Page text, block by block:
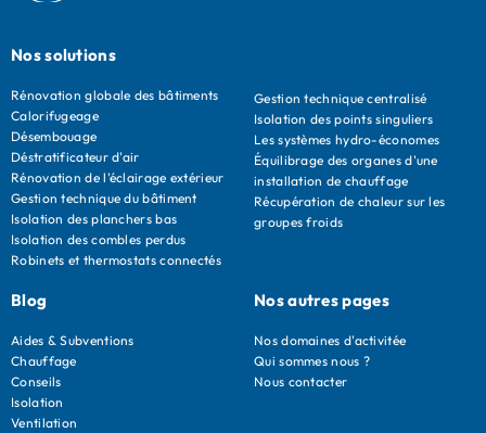
Nos solutions
Rénovation globale des bâtiments
Calorifugeage
Désembouage
Déstratificateur d'air
Rénovation de l'éclairage extérieur
Gestion technique du bâtiment
Isolation des planchers bas
Isolation des combles perdus
Robinets et thermostats connectés
Gestion technique centralisé
Isolation des points singuliers
Les systèmes hydro-économes
Équilibrage des organes d'une
installation de chauffage
Récupération de chaleur sur les
groupes froids
Blog
Aides & Subventions
Chauffage
Conseils
Isolation
Ventilation
Nos autres pages
Nos domaines d'activitée
Qui sommes nous ?
Nous contacter